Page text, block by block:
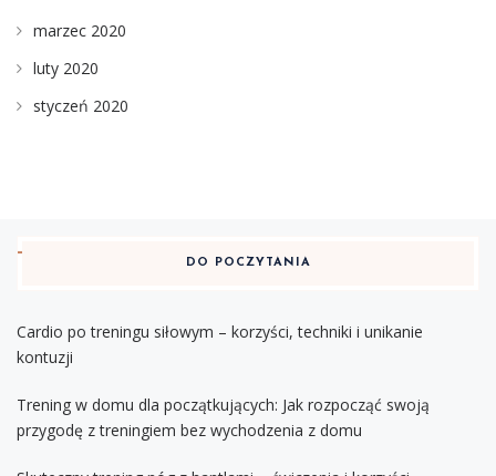
marzec 2020
luty 2020
styczeń 2020
DO POCZYTANIA
Cardio po treningu siłowym – korzyści, techniki i unikanie
kontuzji
Trening w domu dla początkujących: Jak rozpocząć swoją
przygodę z treningiem bez wychodzenia z domu